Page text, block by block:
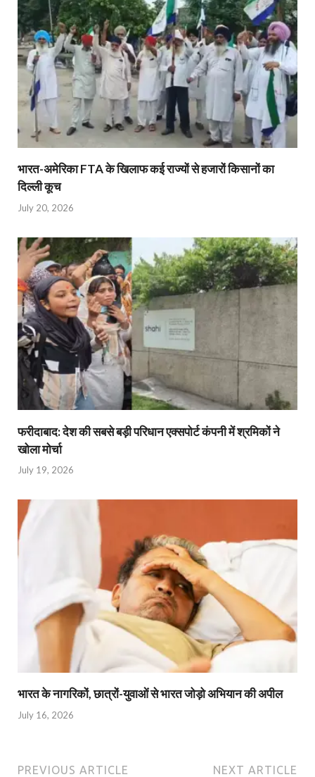
भारत-अमेरिका FTA के खिलाफ कई राज्यों से हजारों किसानों का
दिल्ली कूच
July 20, 2026
फरीदाबाद: देश की सबसे बड़ी परिधान एक्सपोर्ट कंपनी में श्रमिकों ने
खोला मोर्चा
July 19, 2026
भारत के नागरिकों, छात्रों-युवाओं से भारत जोड़ो अभियान की अपील
July 16, 2026
PREVIOUS ARTICLE NEXT ARTICLE